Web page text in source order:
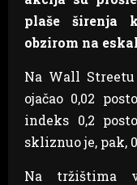
plaše širenja
obzirom na
Na Wall
ojačao 0,02
indeks 0,2
skliznuo je, pak,
Na tržištima